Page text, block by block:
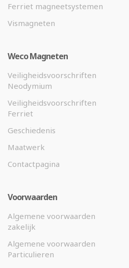
Ferriet magneetsystemen
Vismagneten
Weco Magneten
Veiligheidsvoorschriften
Neodymium
Veiligheidsvoorschriften
Ferriet
Geschiedenis
Maatwerk
Contactpagina
Voorwaarden
Algemene voorwaarden
zakelijk
Algemene voorwaarden
Particulieren